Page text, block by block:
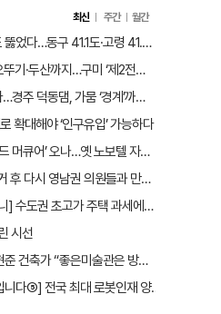
최신 주간 월간
[속보] ‘대프리카’ 대구, 41도 뚫었다…동구 41.1도·고령 41.2도
생산액 45조 회복에 삼성·오뚜기·두산까지…구미 ‘제2전성기’ 시작됐다
열흘 새 물 104만㎥ 줄었다…경주 덕동댐, 가뭄 ‘경계’까지 5.7%p
확대해야 ‘인구유입’ 가능하다
동성로에 글로벌 호텔 ‘그랜드 머큐어’ 오나…옛 노보텔 자리 사무실 개설
박근혜 전 대통령이 지방선거 후 다시 영남권 의원들과 만난 이유는?
[부동산 세제개편안 뜯어보니] 수도권 초고가 주택 과세에만 초점…침체된 지방 부동산 대책은 없다
시선
[미술관에서 만난 사람] 유현준 건축가 “좋은미술관은 방문객이 많은 미술관”
[여기는 AI로봇 수도 대구입니다⑤] 전국 최대 로봇인재 양성소…“대구산업 맞춤형 교육과정 만들자”